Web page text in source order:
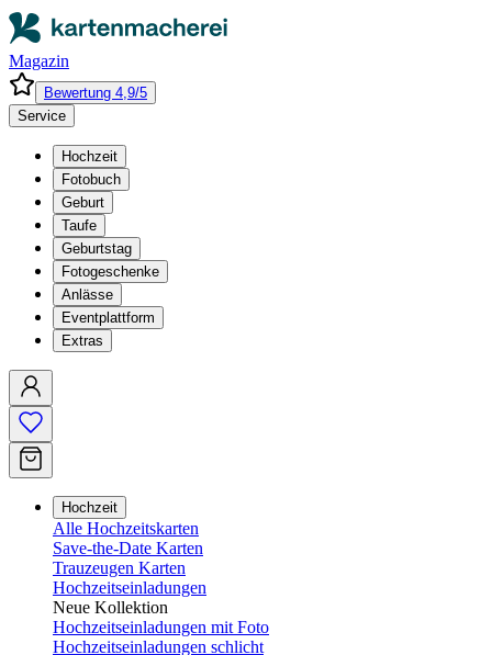
Magazin
Bewertung 4,9/5
Service
Hochzeit
Fotobuch
Geburt
Taufe
Geburtstag
Fotogeschenke
Anlässe
Eventplattform
Extras
Hochzeit
Alle Hochzeitskarten
Save-the-Date Karten
Trauzeugen Karten
Hochzeitseinladungen
Neue Kollektion
Hochzeitseinladungen mit Foto
Hochzeitseinladungen schlicht